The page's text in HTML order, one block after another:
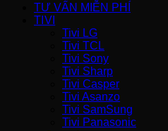
TƯ VẤN MIỄN PHÍ
TIVI
Tivi LG
Tivi TCL
Tivi Sony
Tivi Sharp
Tivi Casper
Tivi Asanzo
Tivi SamSung
Tivi Panasonic